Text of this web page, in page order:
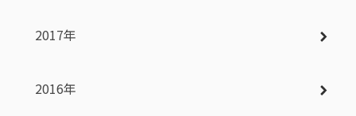
2017年
2016年